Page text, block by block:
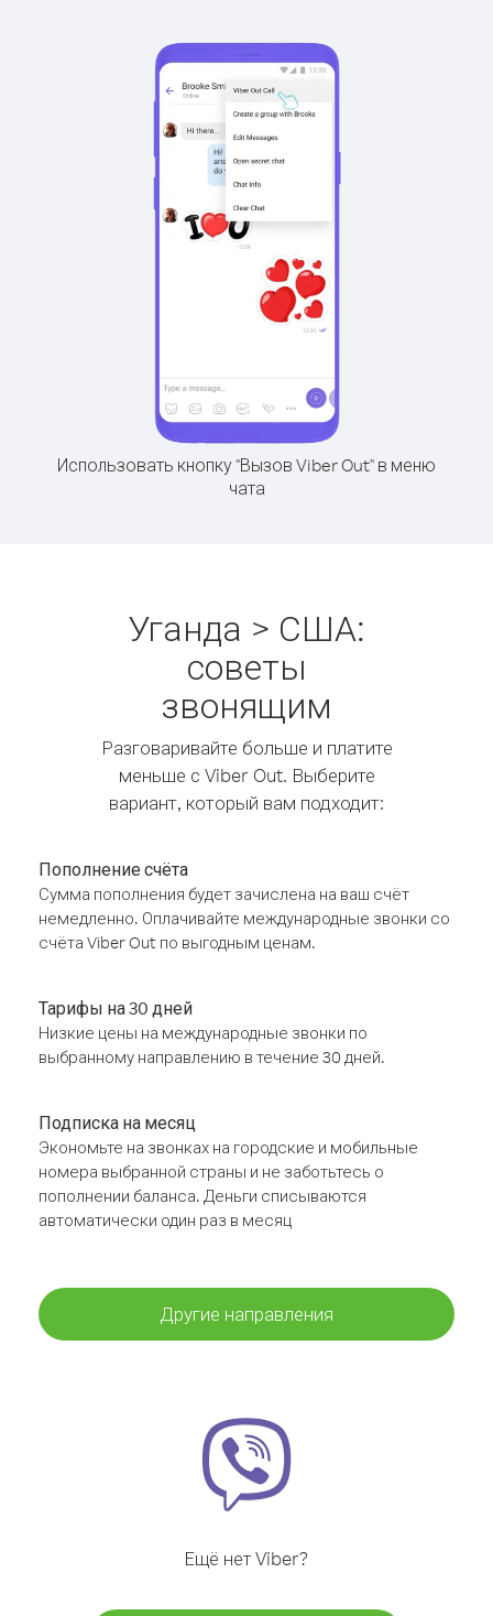
Использовать кнопку "Вызов Viber Out" в меню
чата
Уганда > США:
советы
звонящим
Разговаривайте больше и платите
меньше с Viber Out. Выберите
вариант, который вам подходит:
Пополнение счёта
Сумма пополнения будет зачислена на ваш счёт
немедленно. Оплачивайте международные звонки со
счёта Viber Out по выгодным ценам.
Тарифы на 30 дней
Низкие цены на международные звонки по
выбранному направлению в течение 30 дней.
Подписка на месяц
Экономьте на звонках на городские и мобильные
номера выбранной страны и не заботьтесь о
пополнении баланса. Деньги списываются
автоматически один раз в месяц
Другие направления
Ещё нет Viber?